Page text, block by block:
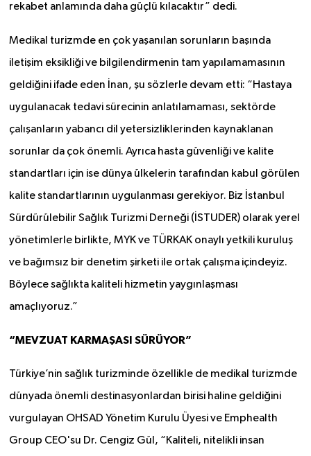
rekabet anlamında daha güçlü kılacaktır” dedi.
Medikal turizmde en çok yaşanılan sorunların başında
iletişim eksikliği ve bilgilendirmenin tam yapılamamasının
geldiğini ifade eden İnan, şu sözlerle devam etti: “Hastaya
uygulanacak tedavi sürecinin anlatılamaması, sektörde
çalışanların yabancı dil yetersizliklerinden kaynaklanan
sorunlar da çok önemli. Ayrıca hasta güvenliği ve kalite
standartları için ise dünya ülkelerin tarafından kabul görülen
kalite standartlarının uygulanması gerekiyor. Biz İstanbul
Sürdürülebilir Sağlık Turizmi Derneği (İSTUDER) olarak yerel
yönetimlerle birlikte, MYK ve TÜRKAK onaylı yetkili kuruluş
ve bağımsız bir denetim şirketi ile ortak çalışma içindeyiz.
Böylece sağlıkta kaliteli hizmetin yaygınlaşması
amaçlıyoruz.”
“MEVZUAT KARMAŞASI SÜRÜYOR”
Türkiye’nin sağlık turizminde özellikle de medikal turizmde
dünyada önemli destinasyonlardan birisi haline geldiğini
vurgulayan OHSAD Yönetim Kurulu Üyesi ve Emphealth
Group CEO'su Dr. Cengiz Gül, “Kaliteli, nitelikli insan